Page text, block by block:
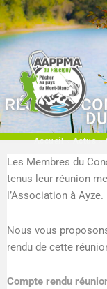
Aller
au
contenu
RÉUNION
Accueil»Actus»
Les Membres du
tenus leur réunion
l’Association à Ayze.
Nous vous
rendu de cette
Compte rendu